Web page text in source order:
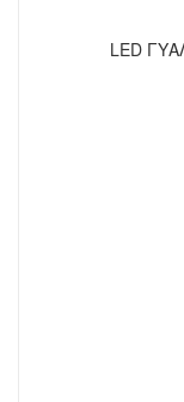
LED